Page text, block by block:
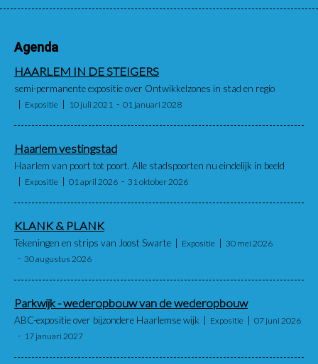
Agenda
HAARLEM IN DE STEIGERS
semi-permanente expositie over Ontwikkelzones in stad en regio
Expositie 10 juli 2021 01 januari 2028
Haarlem vestingstad
Haarlem van poort tot poort. Alle stadspoorten nu eindelijk in beeld
Expositie 01 april 2026 31 oktober 2026
KLANK & PLANK
Tekeningen en strips van Joost Swarte Expositie
30 mei 2026
30 augustus 2026
Parkwijk - wederopbouw van de wederopbouw
ABC-expositie over bijzondere Haarlemse wijk Expositie
07 juni 2026
17 januari 2027